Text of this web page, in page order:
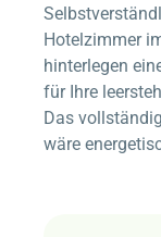
Hotelzimmer
hinterlegen
für Ihre
Das
wäre